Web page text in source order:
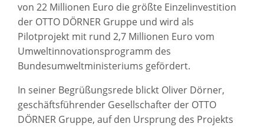
von 22 Millionen Euro die größte Einzelinvestition
der OTTO DÖRNER Gruppe und wird als
Pilotprojekt mit rund 2,7 Millionen Euro vom
Umweltinnovationsprogramm des
Bundesumweltministeriums gefördert.
In seiner Begrüßungsrede blickt Oliver Dörner,
geschäftsführender Gesellschafter der OTTO
DÖRNER Gruppe, auf den Ursprung des Projekts